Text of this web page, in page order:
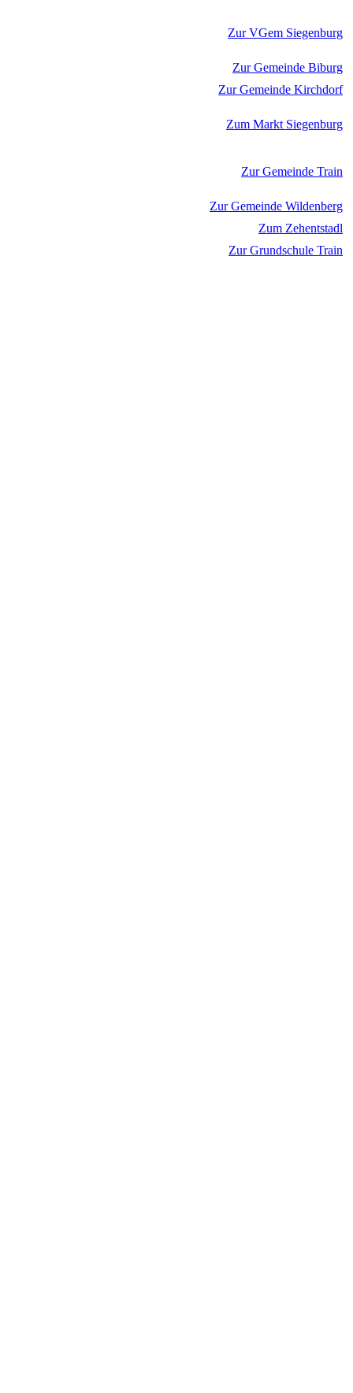
Zur VGem Siegenburg
Zur Gemeinde Biburg
Zur Gemeinde Kirchdorf
Zum Markt Siegenburg
Zur Gemeinde Train
Zur Gemeinde Wildenberg
Zum Zehentstadl
Zur Grundschule Train